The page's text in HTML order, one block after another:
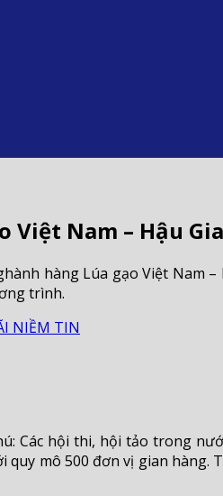
Nam – Hậu
hàng Lúa gạo Việt Nam –
trình.
NIỀM TIN
Các hội thi, hội tảo trong
mô 500 đơn vị gian